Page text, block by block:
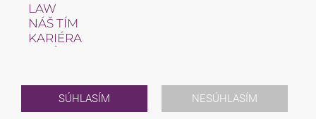
SÚHLASÍM NESÚHLASÍM
LAW
NÁŠ TÍM
KARIÉRA
NEWS & JUSFUL
PODUJATIA
KONTAKT